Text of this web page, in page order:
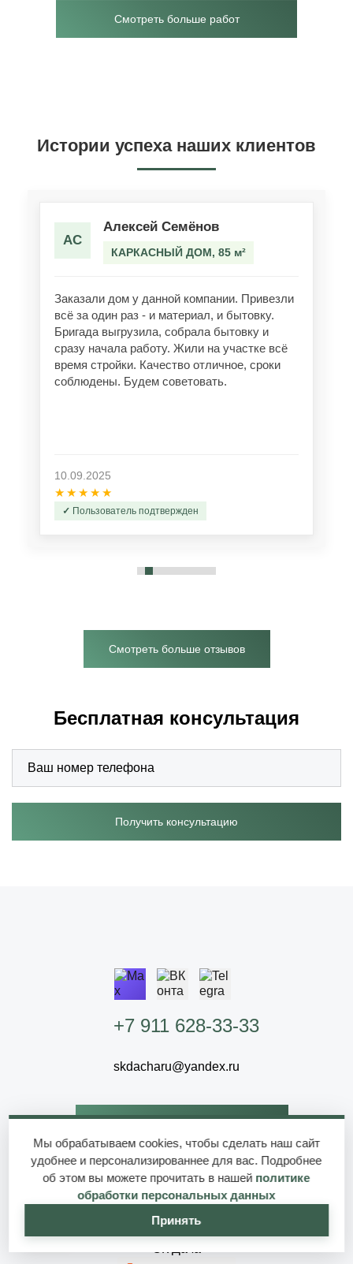
Смотреть больше работ
Истории успеха наших клиентов
АС
Алексей Семёнов
КАРКАСНЫЙ ДОМ, 85 м²
Заказали дом у данной компании. Привезли
всё за один раз - и материал, и бытовку.
Бригада выгрузила, собрала бытовку и
сразу начала работу. Жили на участке всё
время стройки. Качество отличное, сроки
соблюдены. Будем советовать.
10.09.2025
★★★★★
Пользователь подтвержден
Смотреть больше отзывов
Бесплатная консультация
Получить консультацию
+7 911 628-33-33
skdacharu@yandex.ru
Производство:
Новгородская область, г. Пестово, ул.
Мы обрабатываем cookies, чтобы сделать наш сайт
удобнее и персонализированнее для вас. Подробнее
об этом вы можете прочитать в нашей политике
обработки персональных данных
Принять